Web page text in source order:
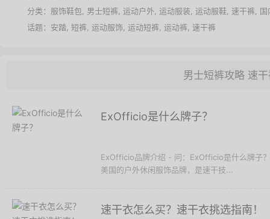
分类： 服饰鞋包 男士短裤 运动户外 运动服装 运动服鞋 速干裤 国
话题： 安踏 短裤 运动服饰 运动短裤 运动裤 速干裤
男士短裤攻略 速
ExOfficio是什么牌子？
ExOfficio品牌介绍 - 问：ExOfficio是什么牌子
美国的户外休闲服饰品牌，是速干技...
速干衣怎么买？速干衣挑选指南！